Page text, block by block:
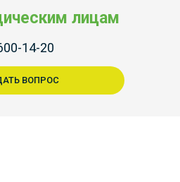
ВОПРОС
лицам
14-20